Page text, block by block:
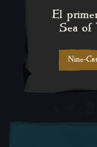
El
Sea of
Nine-